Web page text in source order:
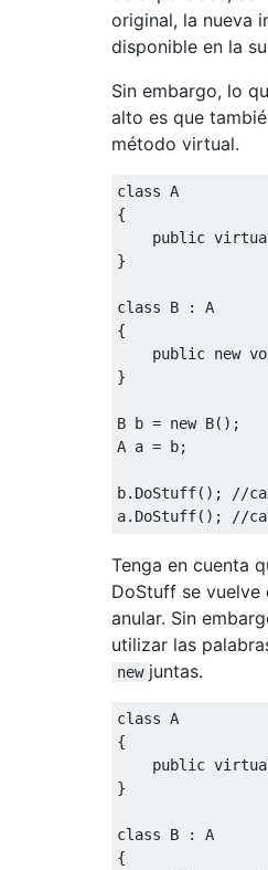
original, la nueva
disponible en la
Sin embargo, lo
alto es que
método virtual.
class A
{
public
}
class B :
A
{
public new
}
B b = new B();
A a = b;
b. DoStuff();
//
a. DoStuff(); //
Tenga en cuenta
DoStuff se
anular. Sin
utilizar las
new juntas.
class A
{
public
}
class B :
A
{